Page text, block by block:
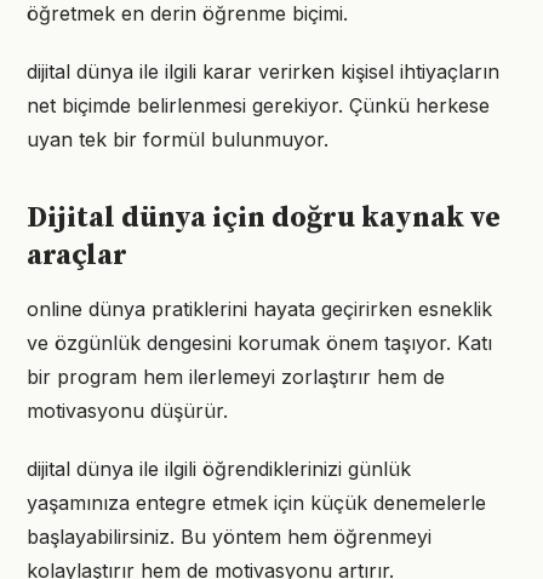
öğretmek en derin öğrenme biçimi.
dijital dünya ile ilgili karar verirken kişisel ihtiyaçların
net biçimde belirlenmesi gerekiyor. Çünkü herkese
uyan tek bir formül bulunmuyor.
Dijital dünya için doğru kaynak ve
araçlar
online dünya pratiklerini hayata geçirirken esneklik
ve özgünlük dengesini korumak önem taşıyor. Katı
bir program hem ilerlemeyi zorlaştırır hem de
motivasyonu düşürür.
dijital dünya ile ilgili öğrendiklerinizi günlük
yaşamınıza entegre etmek için küçük denemelerle
başlayabilirsiniz. Bu yöntem hem öğrenmeyi
kolaylaştırır hem de motivasyonu artırır.